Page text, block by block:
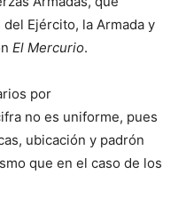
Ejército, la Armada y
El Mercurio.
por
no es uniforme, pues
ubicación y padrón
que en el caso de los